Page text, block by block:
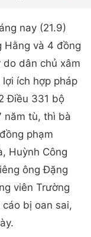
nay (21.9)
Hằng và 4 đồng
do dân chủ xâm
ích hợp pháp
Điều 331 bộ
năm tù, thì bà
phạm
Huỳnh Công
ông Đặng
viên Trường
cáo bị oan sai,